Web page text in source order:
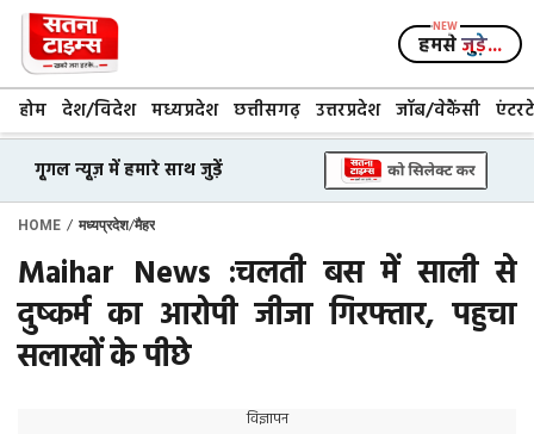
Skip
content
हमसेजुड़े...
होम देश/विदेश मध्यप्रदेश छत्तीसगढ़ उत्तरप्रदेश जॉब/वेकैंसी
गूगल न्यूज़ में हमारे साथ जुड़ें
HOME / मध्यप्रदेश/मैहर
Maihar News :चलती बस में साली से
दुष्कर्म का आरोपी जीजा गिरफ्तार, पहुचा
सलाखों के पीछे
विज्ञापन